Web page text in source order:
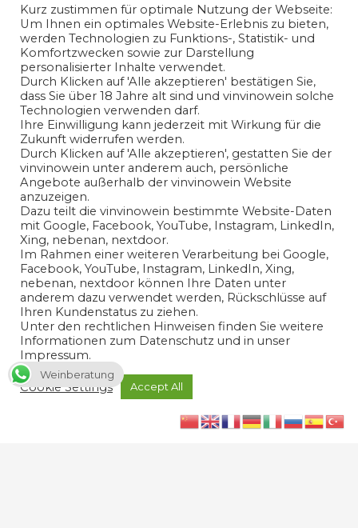
Ich habe dieDatenschutzerklärung
der Verarbeitung meiner angegeben
personenbezogenen Daten in Übereinstimmung mit den
Bedingungen der
Ja
Kurz zustimmen für optimale Nutzung der Webseite:
Um Ihnen ein optimales Website-Erlebnis zu bieten,
werden Technologien zu Funktions-, Statistik- und
Komfortzwecken sowie zur Darstellung
personalisierter Inhalte verwendet.
Durch Klicken auf 'Alle akzeptieren' bestätigen Sie,
dass Sie über 18 Jahre alt sind und vinvinowein solche
Technologien verwenden darf.
Ihre Einwilligung kann jederzeit mit Wirkung für die
Zukunft widerrufen werden.
Durch Klicken auf 'Alle akzeptieren', gestatten Sie der
vinvinowein unter anderem auch, persönliche
Angebote außerhalb der vinvinowein Website
anzuzeigen.
Dazu teilt die vinvinowein bestimmte Website-Daten
mit Google, Facebook, YouTube, Instagram, LinkedIn,
Xing, nebenan, nextdoor.
Im Rahmen einer weiteren Verarbeitung bei Google,
Facebook, YouTube, Instagram, LinkedIn, Xing,
nebenan, nextdoor können Ihre Daten unter
anderem dazu verwendet werden, Rückschlüsse auf
Ihren Kundenstatus zu ziehen.
Unter den rechtlichen Hinweisen finden Sie weitere
Informationen zum Datenschutz und in unser
Impressum.
Cookie Settings Accept All
Weinberatung